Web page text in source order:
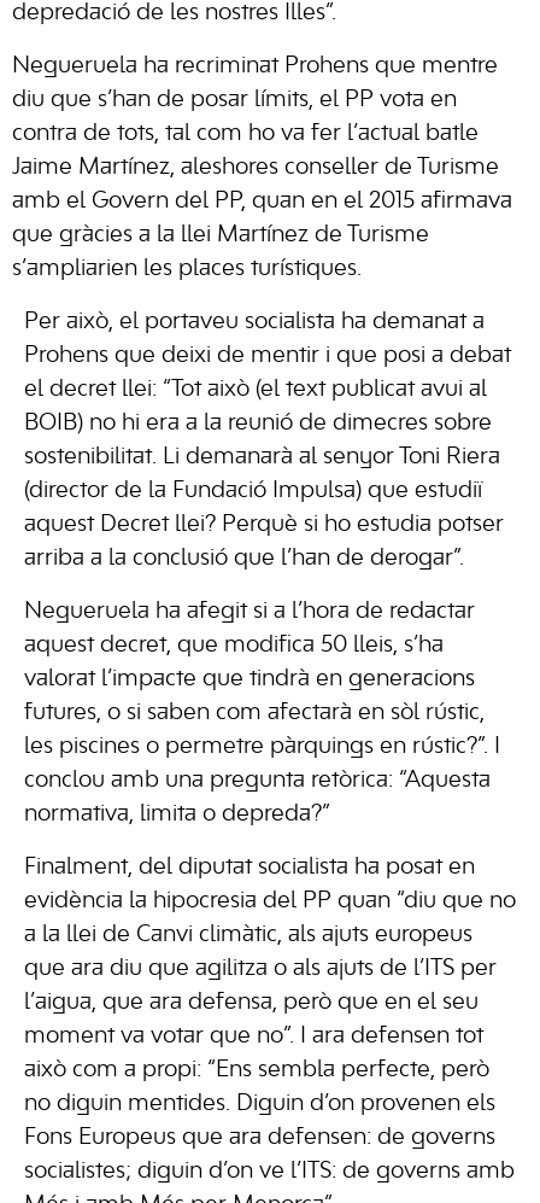
depredació de les nostres Illes”.
Negueruela ha recriminat Prohens que mentre
diu que s’han de posar límits, el PP vota en
contra de tots, tal com ho va fer l’actual batle
Jaime Martínez, aleshores conseller de Turisme
amb el Govern del PP, quan en el 2015 afirmava
que gràcies a la llei Martínez de Turisme
s’ampliarien les places turístiques.
Per això, el portaveu socialista ha demanat a
Prohens que deixi de mentir i que posi a debat
el decret llei: “Tot això (el text publicat avui al
BOIB) no hi era a la reunió de dimecres sobre
sostenibilitat. Li demanarà al senyor Toni Riera
(director de la Fundació Impulsa) que estudiï
aquest Decret llei? Perquè si ho estudia potser
arriba a la conclusió que l’han de derogar”.
Negueruela ha afegit si a l’hora de redactar
aquest decret, que modifica 50 lleis, s’ha
valorat l’impacte que tindrà en generacions
futures, o si saben com afectarà en sòl rústic,
les piscines o permetre pàrquings en rústic?”. I
conclou amb una pregunta retòrica: “Aquesta
normativa, limita o depreda?”
Finalment, del diputat socialista ha posat en
evidència la hipocresia del PP quan “diu que no
a la llei de Canvi climàtic, als ajuts europeus
que ara diu que agilitza o als ajuts de l’ITS per
l’aigua, que ara defensa, però que en el seu
moment va votar que no”. I ara defensen tot
això com a propi: “Ens sembla perfecte, però
no diguin mentides. Diguin d’on provenen els
Fons Europeus que ara defensen: de governs
socialistes; diguin d’on ve l’ITS: de governs amb